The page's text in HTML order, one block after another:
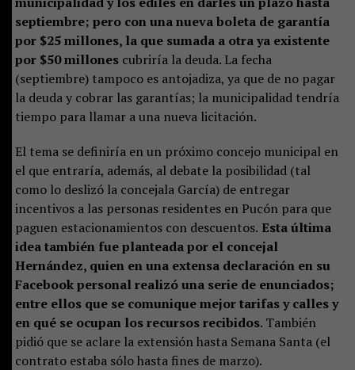
septiembre; pero con una nueva boleta de garantía
por $25 millones, la que sumada a otra ya existente
por $50 millonescubriría la deuda. La fecha
(septiembre) tampoco es antojadiza, ya que de no pagar
la deuda y cobrar las garantías; la municipalidad tendría
tiempo para llamar a una nueva licitación.
El tema se definiría en un próximo concejo municipal en
el que entraría, además, al debate la posibilidad (tal
como lo deslizó la concejala García) de entregar
incentivos a las personas residentes en Pucón para que
paguen estacionamientos con descuentos. Esta última
idea también fue planteada por el concejal
Hernández, quien en una extensa declaración en su
Facebook personal realizó una serie de enunciados;
entre ellos que se comunique mejor tarifas y calles y
en qué se ocupan los recursos recibidos. También
pidió que se aclare la extensión hasta Semana Santa (el
contrato estaba sólo hasta fines de marzo).